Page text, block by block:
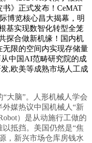
》正式发布！CeMAT
博览核心昌大揭幕，明
基实现数智化转型全笼
探合做新机缘！国内机
限的空间内实现存储量
中国AI范畴研究院的成
,欧美等成熟市场人工成
脑”。人形机械人学会
媒热议中国机械人“新
）是从动施行工做的
抵挡。美国仍然是“焦
，新兴市场仓库房钱水